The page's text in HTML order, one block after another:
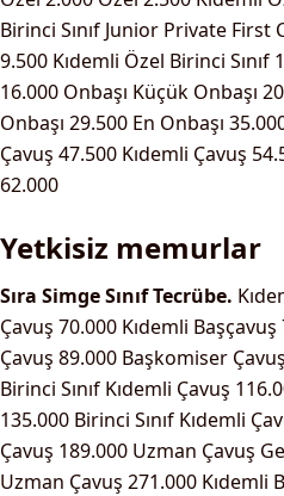
Birinci Sınıf Junior Private First
9.500 Kıdemli Özel Birinci Sınıf
16.000 Onbaşı Küçük Onbaşı
Onbaşı 29.500 En Onbaşı
Çavuş 47.500 Kıdemli Çavuş
62.000
Yetkisiz memurlar
Sıra SimgeSınıfTecrübe.
Çavuş 70.000 Kıdemli Başçavuş
Çavuş 89.000 Başkomiser Çavuş
Birinci Sınıf Kıdemli Çavuş
135.000 Birinci Sınıf Kıdemli
Çavuş 189.000 Uzman Çavuş
Uzman Çavuş 271.000 Kıdemli